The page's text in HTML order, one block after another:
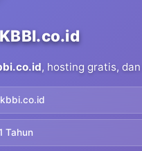
, hosting gratis,
Tahun